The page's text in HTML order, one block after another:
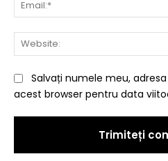
Salvați numele meu,
acest browser pentru data